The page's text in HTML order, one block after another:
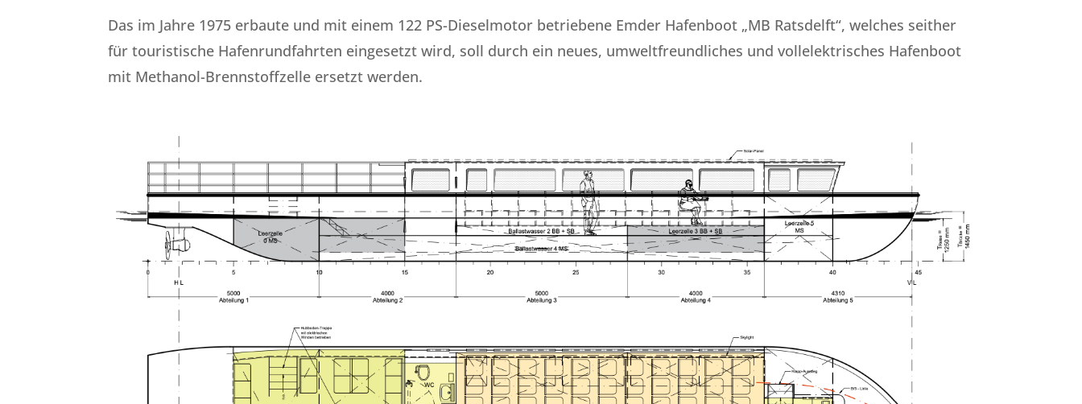
Das im Jahre 1975 erbaute und mit einem 122 PS-Dieselmotor betriebene Emder Hafenboot „MB Ratsdelft“, welches seither
für touristische Hafenrundfahrten eingesetzt wird, soll durch ein neues, umweltfreundliches und vollelektrisches Hafenboot
mit Methanol-Brennstoffzelle ersetzt werden.